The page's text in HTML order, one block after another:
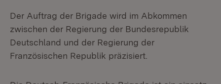
Der Auftrag der Brigade wird im Abkommen
zwischen der Regierung der Bundesrepublik
Deutschland und der Regierung der
Französischen Republik präzisiert.